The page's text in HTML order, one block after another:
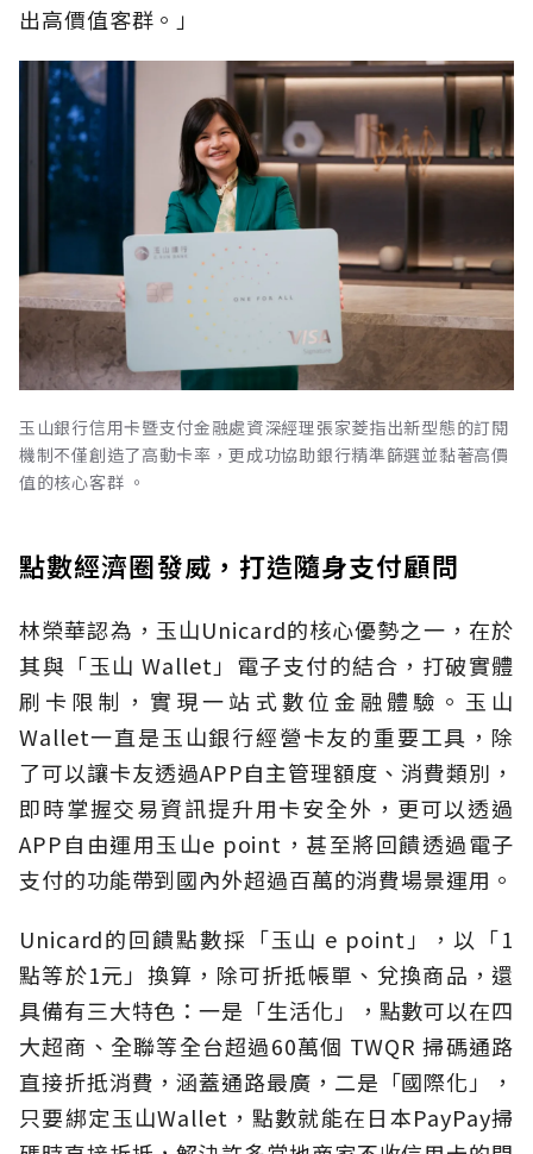
出高價值客群。」
玉山銀行信用卡暨支付金融處資深經理張家菱指出新型態的訂閱
機制不僅創造了高動卡率，更成功協助銀行精準篩選並黏著高價
值的核心客群 。
點數經濟圈發威，打造隨身支付顧問
林榮華認為，玉山Unicard的核心優勢之一，在於
其與「玉山 Wallet」電子支付的結合，打破實體
刷卡限制，實現一站式數位金融體驗。玉山
Wallet一直是玉山銀行經營卡友的重要工具，除
了可以讓卡友透過APP自主管理額度、消費類別，
即時掌握交易資訊提升用卡安全外，更可以透過
APP自由運用玉山e point，甚至將回饋透過電子
支付的功能帶到國內外超過百萬的消費場景運用。
Unicard的回饋點數採「玉山 e point」，以「1
點等於1元」換算，除可折抵帳單、兌換商品，還
具備有三大特色：一是「生活化」，點數可以在四
大超商、全聯等全台超過60萬個 TWQR 掃碼通路
直接折抵消費，涵蓋通路最廣，二是「國際化」，
只要綁定玉山Wallet，點數就能在日本PayPay掃